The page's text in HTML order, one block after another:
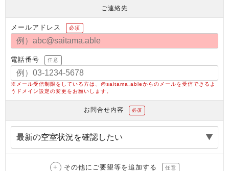
ご連絡先
メールアドレス 必須
電話番号 任意
※メール受信制限をしている方は、@saitama.ableからのメールを受信できるよ
うドメイン設定の変更をお願いします。
お問合せ内容 必須
その他にご要望等を追加する 任意